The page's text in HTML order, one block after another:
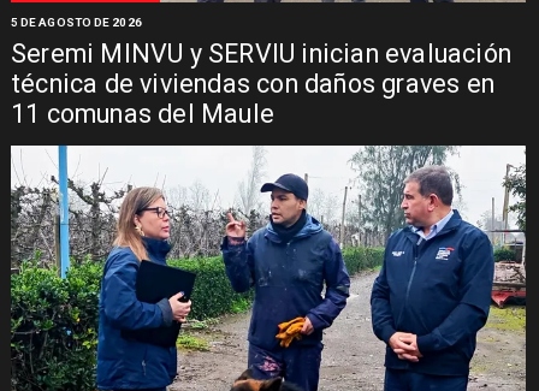
Seremi MINVU y SERVIU inician evaluación
técnica de viviendas con daños graves en
11 comunas del Maule
5 DE AGOSTO DE 2026